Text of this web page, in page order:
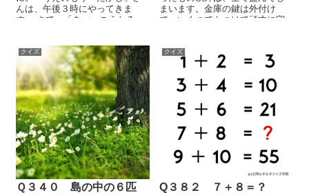
んは、午後３時にやってきま
す。 さて、「あべ こうたろ
まいます。金庫の鍵は外付け
で、いくつでもつけて頑丈に守
クイズ
Ｑ３４０ 島の中の６匹
クイズ
Q３８２ ７＋８＝？